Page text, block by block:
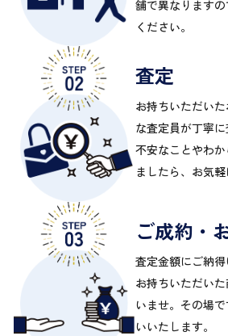
舗で異なりますの
ください。
査定
お持ちいただい
な査定員が丁寧
不安なことやわ
ましたら、お気軽
ご成約・
査定金額にご納得
お持ちいただい
いませ。その場
いいたします。